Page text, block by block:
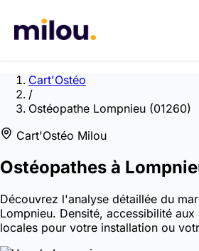
Cart'Ostéo
/
Ostéopathe Lompnieu (01260)
Cart'Ostéo Milou
Ostéopathes à
Découvrez l'analyse détaillée du
Lompnieu. Densité, accessibilité
locales pour votre installation ou